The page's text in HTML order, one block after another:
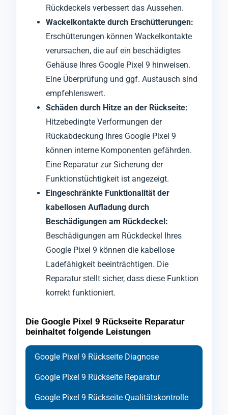
Rückdeckels verbessert das Aussehen.
Wackelkontakte durch Erschütterungen:
Erschütterungen können Wackelkontakte
verursachen, die auf ein beschädigtes
Gehäuse Ihres Google Pixel 9 hinweisen.
Eine Überprüfung und ggf. Austausch sind
empfehlenswert.
Schäden durch Hitze an der Rückseite:
Hitzebedingte Verformungen der
Rückabdeckung Ihres Google Pixel 9
können interne Komponenten gefährden.
Eine Reparatur zur Sicherung der
Funktionstüchtigkeit ist angezeigt.
Eingeschränkte Funktionalität der
kabellosen Aufladung durch
Beschädigungen am Rückdeckel:
Beschädigungen am Rückdeckel Ihres
Google Pixel 9 können die kabellose
Ladefähigkeit beeinträchtigen. Die
Reparatur stellt sicher, dass diese Funktion
korrekt funktioniert.
Die Google Pixel 9 Rückseite Reparatur
beinhaltet folgende Leistungen
Google Pixel 9 Rückseite Diagnose
Google Pixel 9 Rückseite Reparatur
Google Pixel 9 Rückseite Qualitätskontrolle